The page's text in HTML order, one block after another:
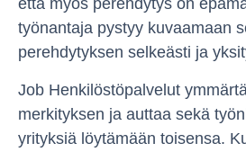
että myös perehdytys on
työnantaja pystyy kuvaamaan
perehdytyksen selkeästi ja
Job Henkilöstöpalvelut
merkityksen ja auttaa sekä
yrityksiä löytämään toisensa.